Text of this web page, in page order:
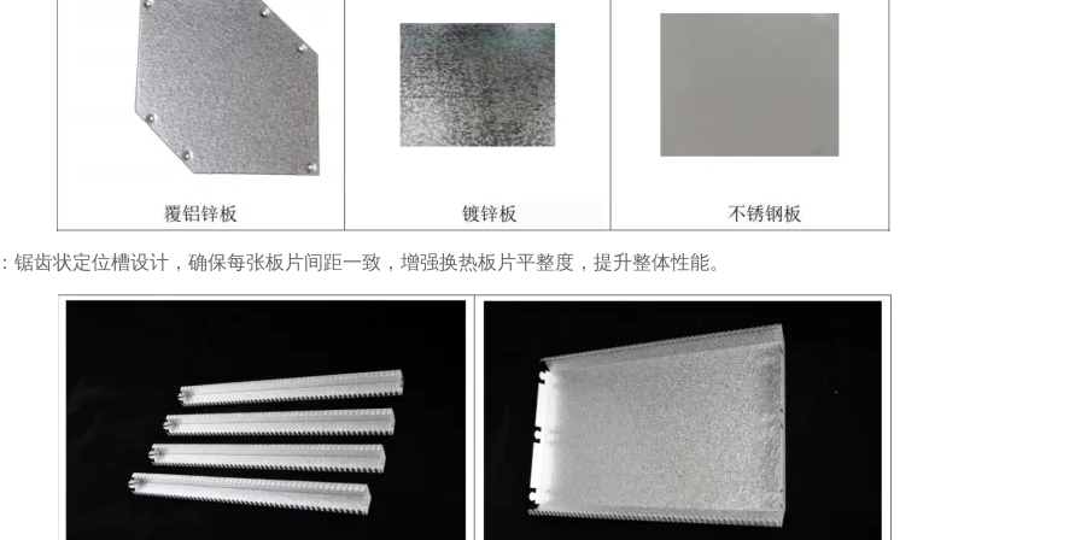
锯齿状定位槽设计，确保每张板片间距一致，增强换热板片平整度，提升整体性能。